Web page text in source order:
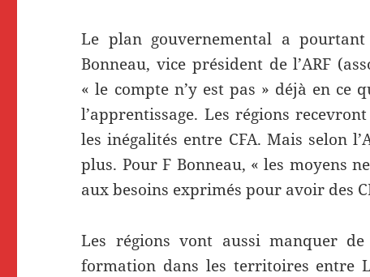
Le plan gouvernemental a
Bonneau, vice président de l’ARF
« le compte n’y est pas » déjà en ce
l’apprentissage. Les régions
les inégalités entre CFA. Mais selon
plus. Pour F Bonneau, « les moyens
aux besoins exprimés pour avoir des
Les régions vont aussi manquer
formation dans les territoires entre